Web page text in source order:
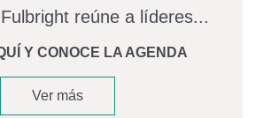
reúne a líderes...
Y CONOCE LA AGENDA
Ver más